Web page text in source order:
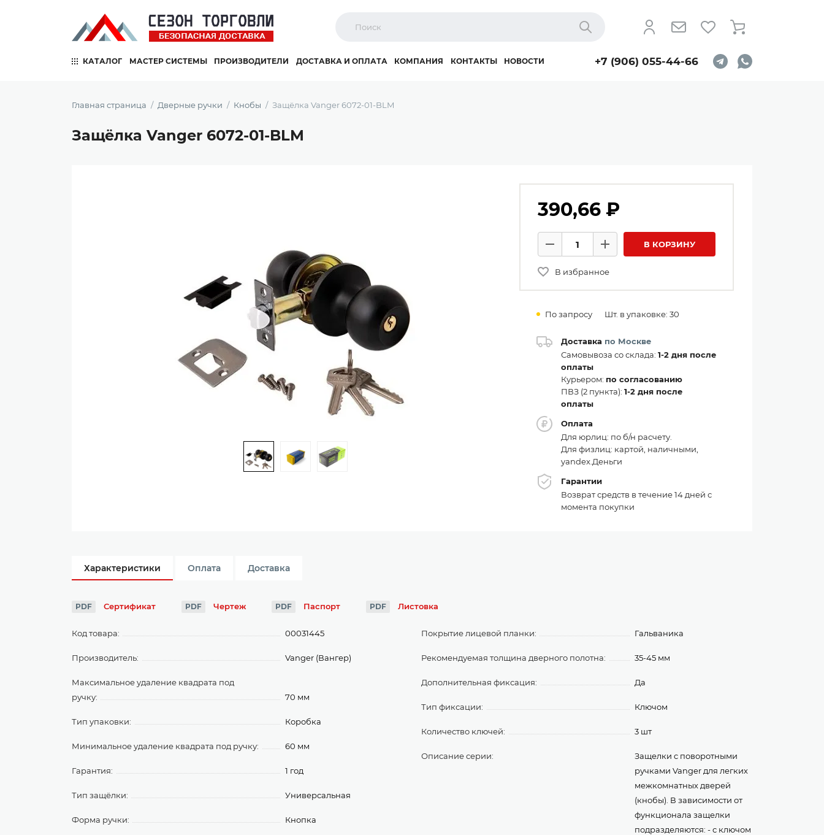
Найти
КАТАЛОГ МАСТЕР СИСТЕМЫ ПРОИЗВОДИТЕЛИ ДОСТАВКА И ОПЛАТА КОМПАНИЯ КОНТАКТЫ НОВОСТИ +7 (906) 055-44-66
Главная страница Дверные ручки Кнобы Защёлка Vanger 6072-01-BLM
Защёлка Vanger 6072-01-BLM
390,66 ₽
Количество товаров
Минус
Плюс В КОРЗИНУ
В избранное
По запросу Шт. в упаковке: 30
Доставка по Москве
Самовывоза со склада: 1-2 дня после
оплаты
Курьером: по согласованию
ПВЗ (2 пункта): 1-2 дня после
оплаты
Оплата
Для юрлиц: по б/н расчету.
Для физлиц: картой, наличными,
yandex.Деньги
Гарантии
Возврат средств в течение 14 дней с
момента покупки
Характеристики Оплата Доставка
PDF Сертификат PDF Чертеж PDF Паспорт PDF Листовка
Код товара: 00031445
Производитель: Vanger (Вангер)
Максимальное удаление квадрата под
ручку:
70 мм
Тип упаковки: Коробка
Минимальное удаление квадрата под ручку: 60 мм
Гарантия: 1 год
Тип защёлки: Универсальная
Форма ручки: Кнопка
Покрытие лицевой планки: Гальваника
Рекомендуемая толщина дверного полотна: 35-45 мм
Дополнительная фиксация: Да
Тип фиксации: Ключом
Количество ключей: 3 шт
Описание серии:
Защелки c поворотными
ручками Vanger для легких
межкомнатных дверей
(кнобы). В зависимости от
функционала защелки
подразделяются: - с ключом